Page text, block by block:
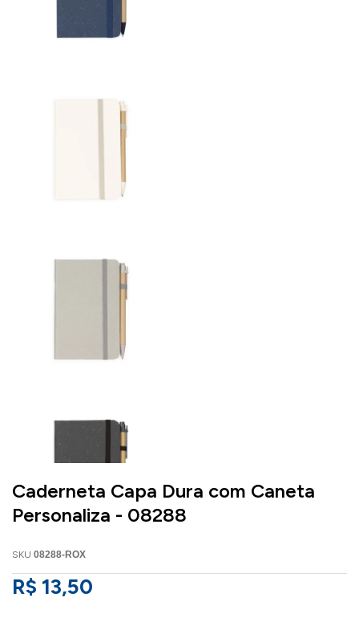
Caderneta Capa Dura com Caneta
Personaliza - 08288
SKU 08288-ROX
R$ 13,50